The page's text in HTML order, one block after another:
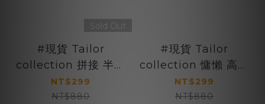
Sold Out
#現貨 Tailor
collection 拼接 半拉
鍊 圓領針織衫 兩色
NT$299
NT$880
#現貨 Tailor
collection 慵懶 高領
針織毛衣 三色
NT$299
NT$880